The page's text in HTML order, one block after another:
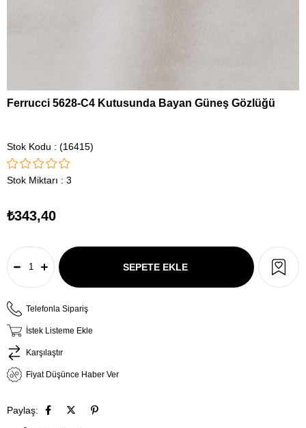
Ferrucci 5628-C4 Kutusunda Bayan Güneş Gözlüğü
Stok Kodu (16415)
Stok Miktarı : 3
₺343,40
Telefonla Sipariş
İstek Listeme Ekle
Karşılaştır
Fiyat Düşünce Haber Ver
Paylaş: